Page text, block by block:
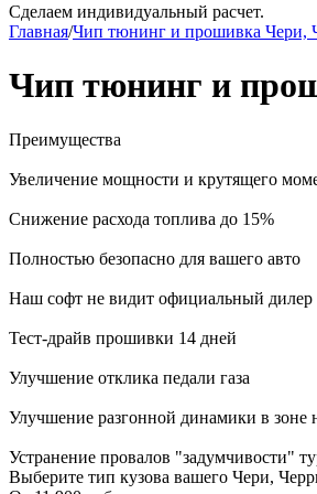
Сделаем индивидуальный расчет.
Главная/Чип тюнинг и прошивка Чери,
Чип тюнинг и
Преимущества
Увеличение мощности и крутящего
Снижение расхода топлива до 15%
Полностью безопасно для вашего авто
Наш софт не видит официальный дилер
Тест-драйв прошивки 14 дней
Улучшение отклика педали газа
Улучшение разгонной динамики в зоне
Устранение провалов "задумчивости"
Выберите тип кузова вашего Чери,